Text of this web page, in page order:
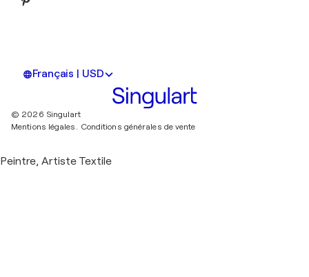
Français | USD
© 2026 Singulart
Mentions légales. Conditions générales de vente
Peintre, Artiste Textile